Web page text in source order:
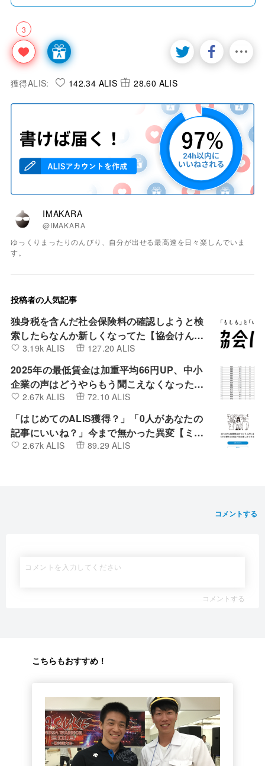
3
獲得ALIS: 142.34 ALIS 28.60 ALIS
IMAKARA
@IMAKARA
ゆっくりまったりのんびり、自分が出せる最高速を日々楽しんでいま
す。
投稿者の人気記事
独身税を含んだ社会保険料の確認しようと検
索したらなんか新しくなってた【協会けん
ぽ】3.19k ALIS 127.20 ALIS
2025年の最低賃金は加重平均66円UP、中小
企業の声はどうやらもう聞こえなくなったよ
うです。
2.67k ALIS 72.10 ALIS
「はじめてのALIS獲得？」「0人があなたの
記事にいいね？」今まで無かった異変【ミン
カブIR】
2.67k ALIS 89.29 ALIS
コメントする
コメントする
こちらもおすすめ！